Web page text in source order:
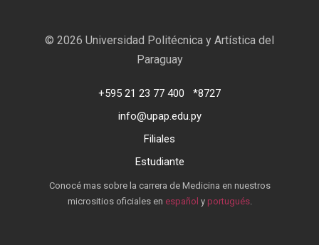
© 2026 Universidad Politécnica y Artística del
Paraguay
+595 21 23 77 400
*8727
info@upap.edu.py
Filiales
Estudiante
Conocé mas sobre la carrera de Medicina en nuestros
micrositios oficiales en español y portugués.